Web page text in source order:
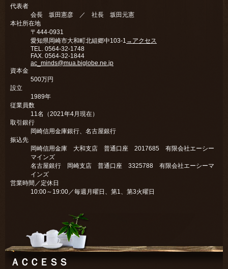
代表者
会長 坂田憲彦 ／ 社長 坂田元憲
本社所在地
〒444-0931
愛知県岡崎市大和町北組郷中103-1 →アクセス
TEL. 0564-32-1748
FAX. 0564-32-1844
ac_minds@mua.biglobe.ne.jp
資本金
500万円
設立
1989年
従業員数
11名（2021年4月現在）
取引銀行
岡崎信用金庫銀行、名古屋銀行
振込先
岡崎信用金庫 大和支店 普通口座 2017685 有限会社エーシー
マインズ
名古屋銀行 岡崎支店 普通口座 3325788 有限会社エーシーマ
インズ
営業時間／定休日
10:00～19:00／毎週月曜日、第1、第3火曜日
ＡＣＣＥＳＳ